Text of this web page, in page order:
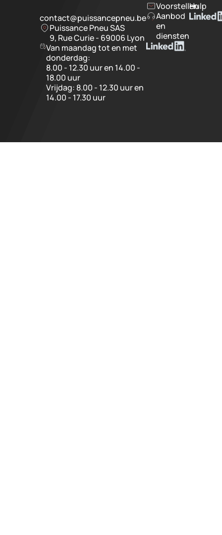
contact@puissancepneu.be
Puissance Pneu SAS
9, Rue Curie - 69006 Lyon
Van maandag tot en met
donderdag:
8.00 - 12.30 uur en 14.00 -
18.00 uur
Vrijdag: 8.00 - 12.30 uur en
14.00 - 17.30 uur
Voorstellen
Aanbod
en
diensten
Hulp